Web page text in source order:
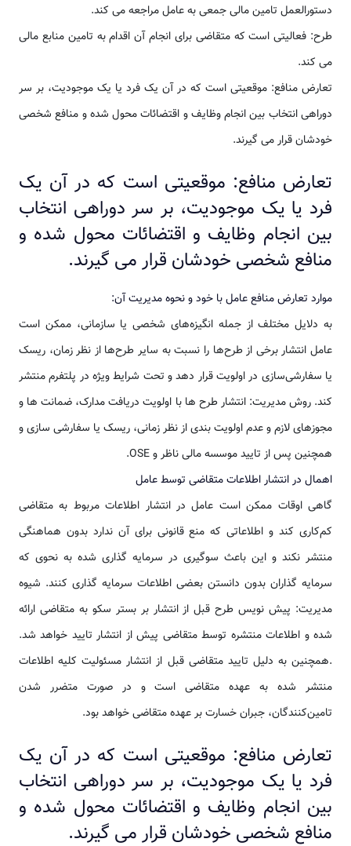
دستورالعمل تامین مالی جمعی به عامل مراجعه می کند.
طرح: فعالیتی است که متقاضی برای انجام آن اقدام به تامین منابع مالی
می کند.
تعارض منافع: موقعیتی است که در آن یک فرد یا یک موجودیت، بر سر
دوراهی انتخاب بین انجام وظایف و اقتضائات محول شده و منافع شخصی
خودشان قرار می گیرند.
تعارض منافع: موقعیتی است که در آن یک
فرد یا یک موجودیت، بر سر دوراهی انتخاب
بین انجام وظایف و اقتضائات محول شده و
منافع شخصی خودشان قرار می گیرند.
موارد تعارض منافع عامل با خود و نحوه مدیریت آن:
به دلایل مختلف از جمله انگیزه‌های شخصی یا سازمانی، ممکن است
عامل انتشار برخی از طرح‌ها را نسبت به سایر طرح‌ها از نظر زمان، ریسک
یا سفارشی‌سازی در اولویت قرار دهد و تحت شرایط ویژه در پلتفرم منتشر
کند. روش مدیریت: انتشار طرح ها با اولویت دریافت مدارک، ضمانت ها و
مجوزهای لازم و عدم اولویت بندی از نظر زمانی، ریسک یا سفارشی سازی و
همچنین پس از تایید موسسه مالی ناظر و OSE.
اهمال در انتشار اطلاعات متقاضی توسط عامل
گاهی اوقات ممکن است عامل در انتشار اطلاعات مربوط به متقاضی
کم‌کاری کند و اطلاعاتی که منع قانونی برای آن ندارد بدون هماهنگی
منتشر نکند و این باعث سوگیری در سرمایه گذاری شده به نحوی که
سرمایه گذاران بدون دانستن بعضی اطلاعات سرمایه گذاری کنند. شیوه
مدیریت: پیش نویس طرح قبل از انتشار بر بستر سکو به متقاضی ارائه
شده و اطلاعات منتشره توسط متقاضی پیش از انتشار تایید خواهد شد.
.همچنین به دلیل تایید متقاضی قبل از انتشار مسئولیت کلیه اطلاعات
منتشر شده به عهده متقاضی است و در صورت متضرر شدن
تامین‌کنندگان، جبران خسارت بر عهده متقاضی خواهد بود.
تعارض منافع: موقعیتی است که در آن یک
فرد یا یک موجودیت، بر سر دوراهی انتخاب
بین انجام وظایف و اقتضائات محول شده و
منافع شخصی خودشان قرار می گیرند.